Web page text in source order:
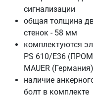
сигнализации
общая толщина
стенок - 58 мм
комплектуются
PS 610/E36
MAUER (Германия)
наличие
болт в комплекте